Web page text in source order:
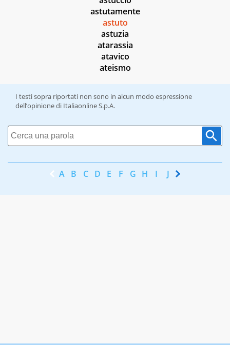
astutamente
astuto
astuzia
atarassia
atavico
ateismo
I testi sopra riportati non sono in alcun modo espressione
dell’opinione di Italiaonline S.p.A.
A B C D E F G H I J K